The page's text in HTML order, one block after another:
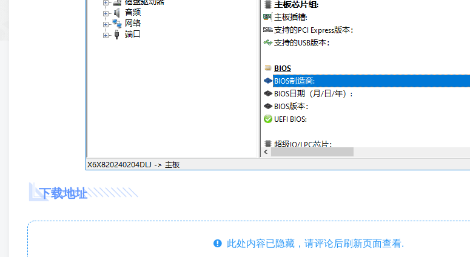
下载地址
此处内容已隐藏，请评论后刷新页面查看.